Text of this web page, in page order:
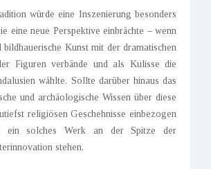
würde eine Inszenierung besonders
eine neue Perspektive einbrächte – wenn
bildhauerische Kunst mit der dramatischen
Figuren verbände und als Kulisse die
wählte. Sollte darüber hinaus das
und archäologische Wissen über diese
religiösen Geschehnisse einbezogen
ein solches Werk an der Spitze der
stehen.